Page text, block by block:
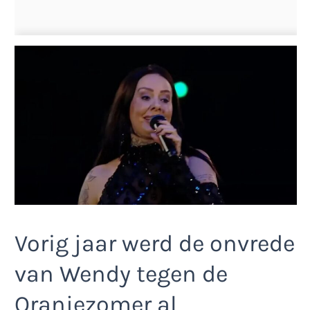
Vorig jaar werd de onvrede
van Wendy tegen de
Oranjezomer al